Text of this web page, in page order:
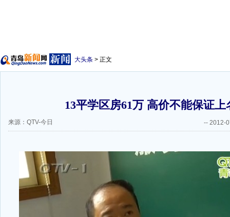
大头条 > 正文
13平学区房61万 高价不能保证上
来源：QTV-今日 -- 2012-